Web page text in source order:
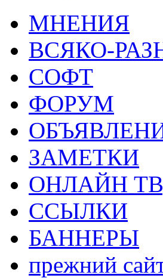
МНЕНИЯ
ВСЯКО-
СОФТ
ФОРУМ
ЗАМЕТКИ
ОНЛАЙН
ССЫЛКИ
БАННЕРЫ
прежний